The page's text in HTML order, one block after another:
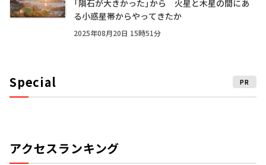
「隕石が大きかった」から 火星と木星の間にあ
る小惑星帯からやってきたか
2025年08月20日 15時51分
Special PR
アクセスランキング